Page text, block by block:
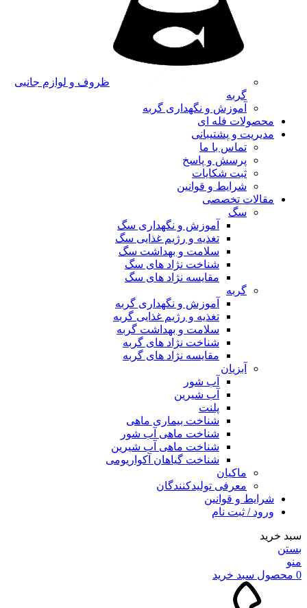
ظروف و لوازم جانبی
گربه
آموزش و نگهداری گربه
محصولات فله ای
مدیریت و پشتیبانی
تماس با ما
پرسش و پاسخ
ثبت شکایات
شرایط و قوانین
مقالات تخصصی
سگ
آموزش و نگهداری سگ
تغذیه و رژیم غذایی سگ
سلامت و بهداشت سگ
شناخت نژاد های سگ
مقایسه نژاد های سگ
گربه
آموزش و نگهداری گربه
تغذیه و رژیم غذایی گربه
سلامت و بهداشت گربه
شناخت نژاد های گربه
مقایسه نژاد های گربه
آبزیان
آب شور
آب شیرین
پلنت
شناخت بیماری ماهی
شناخت ماهی آب شور
شناخت ماهی آب شیرین
شناخت گیاهان آکواریومی
ماکیان
معرفی تولیدکنندگان
شرایط و قوانین
ورود / ثبت نام
سبد خرید
بستن
منو
0 محصول سبد خرید